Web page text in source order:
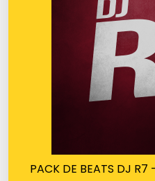
PACK DE BEATS DJ